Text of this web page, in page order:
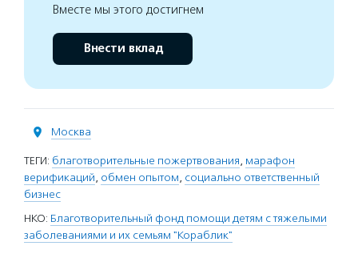
Вместе мы этого достигнем
Внести вклад
Москва
ТЕГИ: благотворительные пожертвования, марафон
верификаций, обмен опытом, социально ответственный
бизнес
НКО: Благотворительный фонд помощи детям с тяжелыми
заболеваниями и их семьям "Кораблик"